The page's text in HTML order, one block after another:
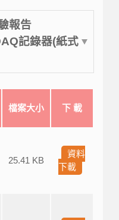
報告
記錄器(紙式
檔案大小 下 載
25.41 KB
資料
下載